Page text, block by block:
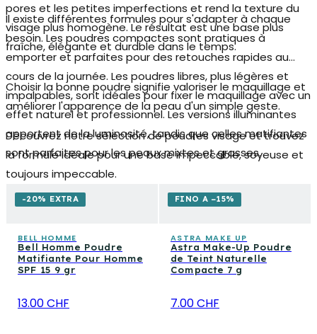
pores et les petites imperfections et rend la texture du
visage plus homogène. Le résultat est une base plus
fraîche, élégante et durable dans le temps.
Il existe différentes formules pour s'adapter à chaque
besoin. Les poudres compactes sont pratiques à
emporter et parfaites pour des retouches rapides au
cours de la journée. Les poudres libres, plus légères et
impalpables, sont idéales pour fixer le maquillage avec un
effet naturel et professionnel. Les versionsilluminantes
apportent de la luminosité, tandis que celles matifiantes
sont parfaites pour les peaux mixtes et grasses.
Choisir la bonne poudre signifie valoriser le maquillage et
améliorer l'apparence de la peau d'un simple geste.
Découvrez notre sélection depoudres visageet trouvez
la formule idéale pour une base impeccable, soyeuse et
toujours impeccable.
-20% EXTRA
BELL HOMME
Bell Homme Poudre
Matifiante Pour Homme
SPF 15 9 gr
13.00 CHF
FINO A −15%
ASTRA MAKE UP
Astra Make-Up Poudre
de Teint Naturelle
Compacte 7 g
7.00 CHF